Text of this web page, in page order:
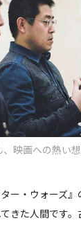
、映画への熱い
ー・ウォーズ
きた人間です。